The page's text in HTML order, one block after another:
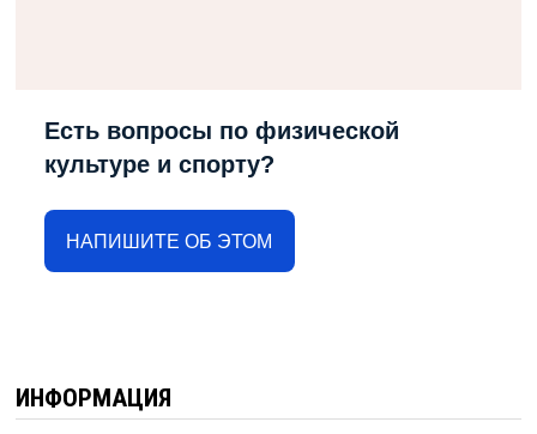
Есть вопросы по физической
культуре и спорту?
НАПИШИТЕ ОБ ЭТОМ
ИНФОРМАЦИЯ